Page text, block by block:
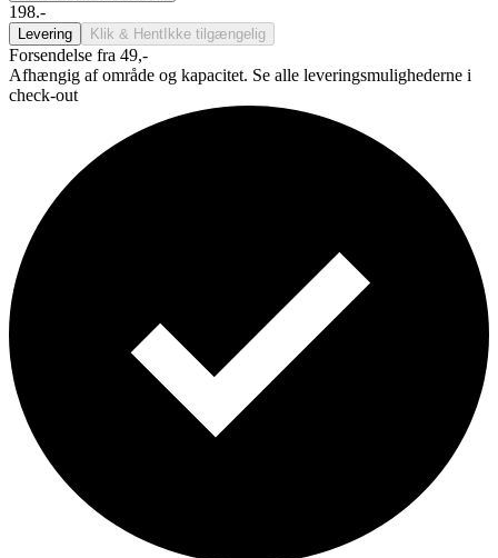
198.-
Levering Klik & Hent Ikke tilgængelig
Forsendelse fra 49,-
Afhængig af område og kapacitet. Se alle leveringsmulighederne i
check-out